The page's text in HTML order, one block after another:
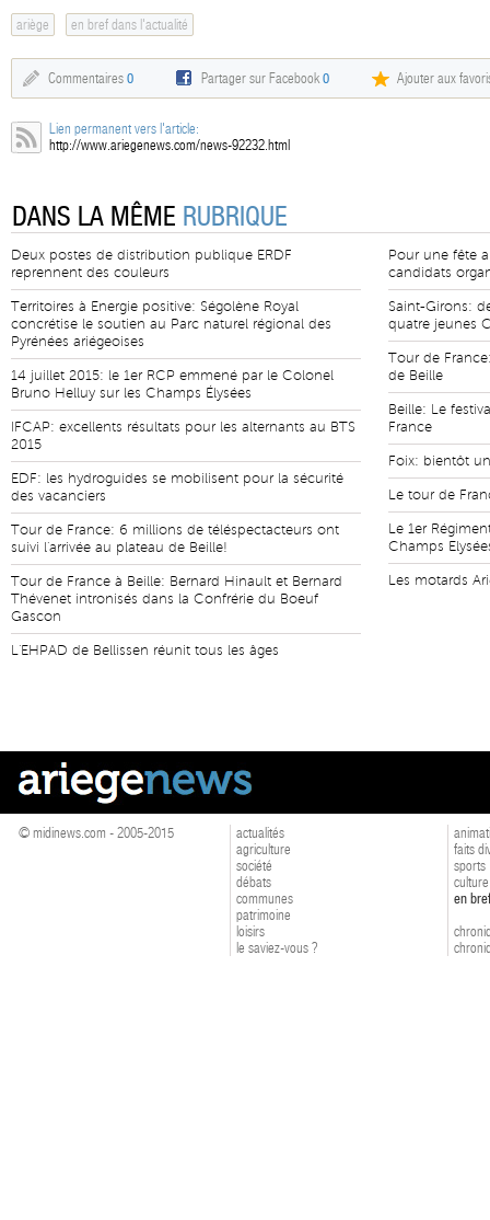
ariège en bref dans l'actualité
Commentaires 0 Partager sur Facebook0 Ajouter aux
Lien permanent vers l'article:
http://www.ariegenews.com/news-92232.html
DANS LA MÊME RUBRIQUE
Deux postes de distribution publique ERDF
reprennent des couleurs
Territoires à Energie positive: Ségolène Royal
concrétise le soutien au Parc naturel régional des
Pyrénées ariégeoises
14 juillet 2015: le 1er RCP emmené par le Colonel
Bruno Helluy sur les Champs Élysées
IFCAP: excellents résultats pour les alternants au BTS
2015
EDF: les hydroguides se mobilisent pour la sécurité
des vacanciers
Tour de France: 6 millions de téléspectacteurs ont
suivi l'arrivée au plateau de Beille!
Tour de France à Beille: Bernard Hinault et Bernard
Thévenet intronisés dans la Confrérie du Boeuf
Gascon
L'EHPAD de Bellissen réunit tous les âges
Pour une fête
candidats
Saint-Girons:
quatre jeunes
Tour de
de Beille
Beille: Le
France
Foix: bientôt
Le tour de
Le 1er
Champs
Les motards
© midinews.com - 2005-2015
actualités
agriculture
société
débats
communes
patrimoine
loisirs
le saviez-vous ?
faits
sports
culture
en bref